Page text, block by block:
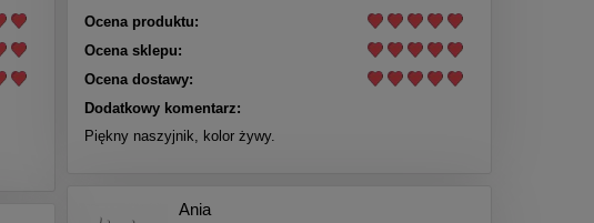
Ocena produktu:
Ocena sklepu:
Ocena dostawy:
Dodatkowy komentarz:
Piękny naszyjnik, kolor żywy.
Ania